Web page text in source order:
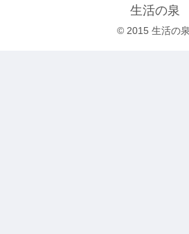
生活の泉
© 2015 生活の泉.